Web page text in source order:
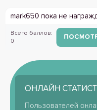
mark650 пока не
Всего баллов:
0
ОНЛАЙН
Пользователей